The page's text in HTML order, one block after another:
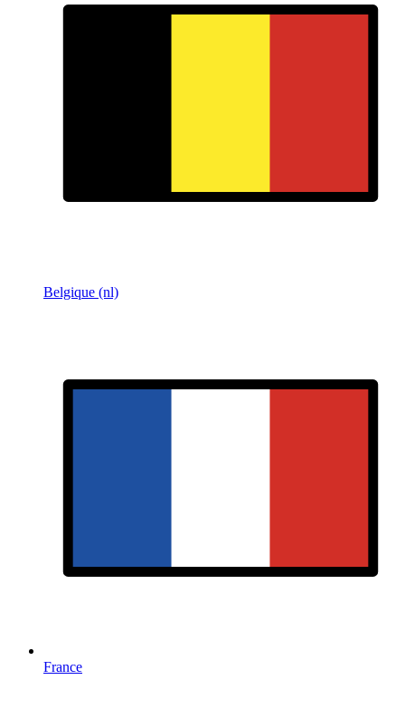
Belgique (nl)
France